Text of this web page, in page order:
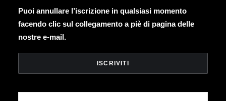
Puoi annullare l’iscrizione in qualsiasi momento
facendo clic sul collegamento a piè di pagina delle
nostre e-mail.